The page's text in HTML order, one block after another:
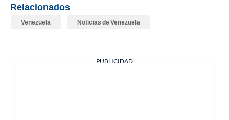
Relacionados
Venezuela Noticias de Venezuela
PUBLICIDAD